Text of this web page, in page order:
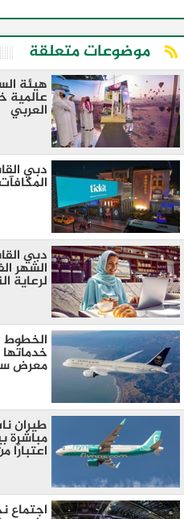
موضوعات متعلقة
هيئة
عالمية
العربي
دبي
دبي
الشهر
لرعاية
معرض
مباشرة
اعتبارًا من 2
اجتماع